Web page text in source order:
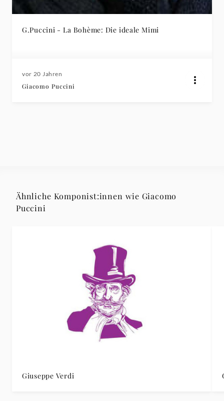
G.Puccini - La Bohème: Die ideale Mimi
vor 20 Jahren
Giacomo Puccini
Ähnliche Komponist:innen wie Giacomo
Puccini
Giuseppe Verdi